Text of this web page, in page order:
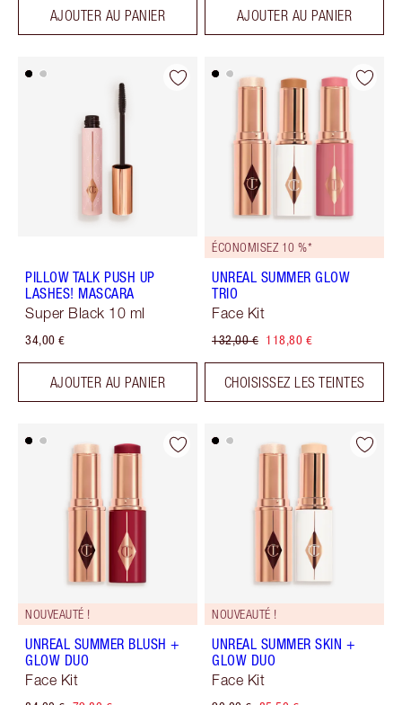
AJOUTER AU PANIER AJOUTER AU PANIER
PILLOW TALK PUSH UP
LASHES! MASCARA
Super Black 10 ml
34,00 €
AJOUTER AU PANIER
ÉCONOMISEZ 10 %*
UNREAL SUMMER GLOW
TRIO
Face Kit
132,00 € 118,80 €
CHOISISSEZ LES TEINTES
NOUVEAUTÉ !
UNREAL SUMMER BLUSH +
GLOW DUO
Face Kit
NOUVEAUTÉ !
UNREAL SUMMER SKIN +
GLOW DUO
Face Kit